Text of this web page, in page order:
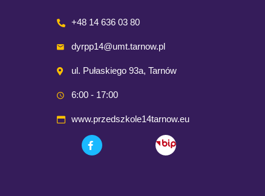
+48 14 636 03 80
dyrpp14@umt.tarnow.pl
ul. Pułaskiego 93a, Tarnów
6:00 - 17:00
www.przedszkole14tarnow.eu